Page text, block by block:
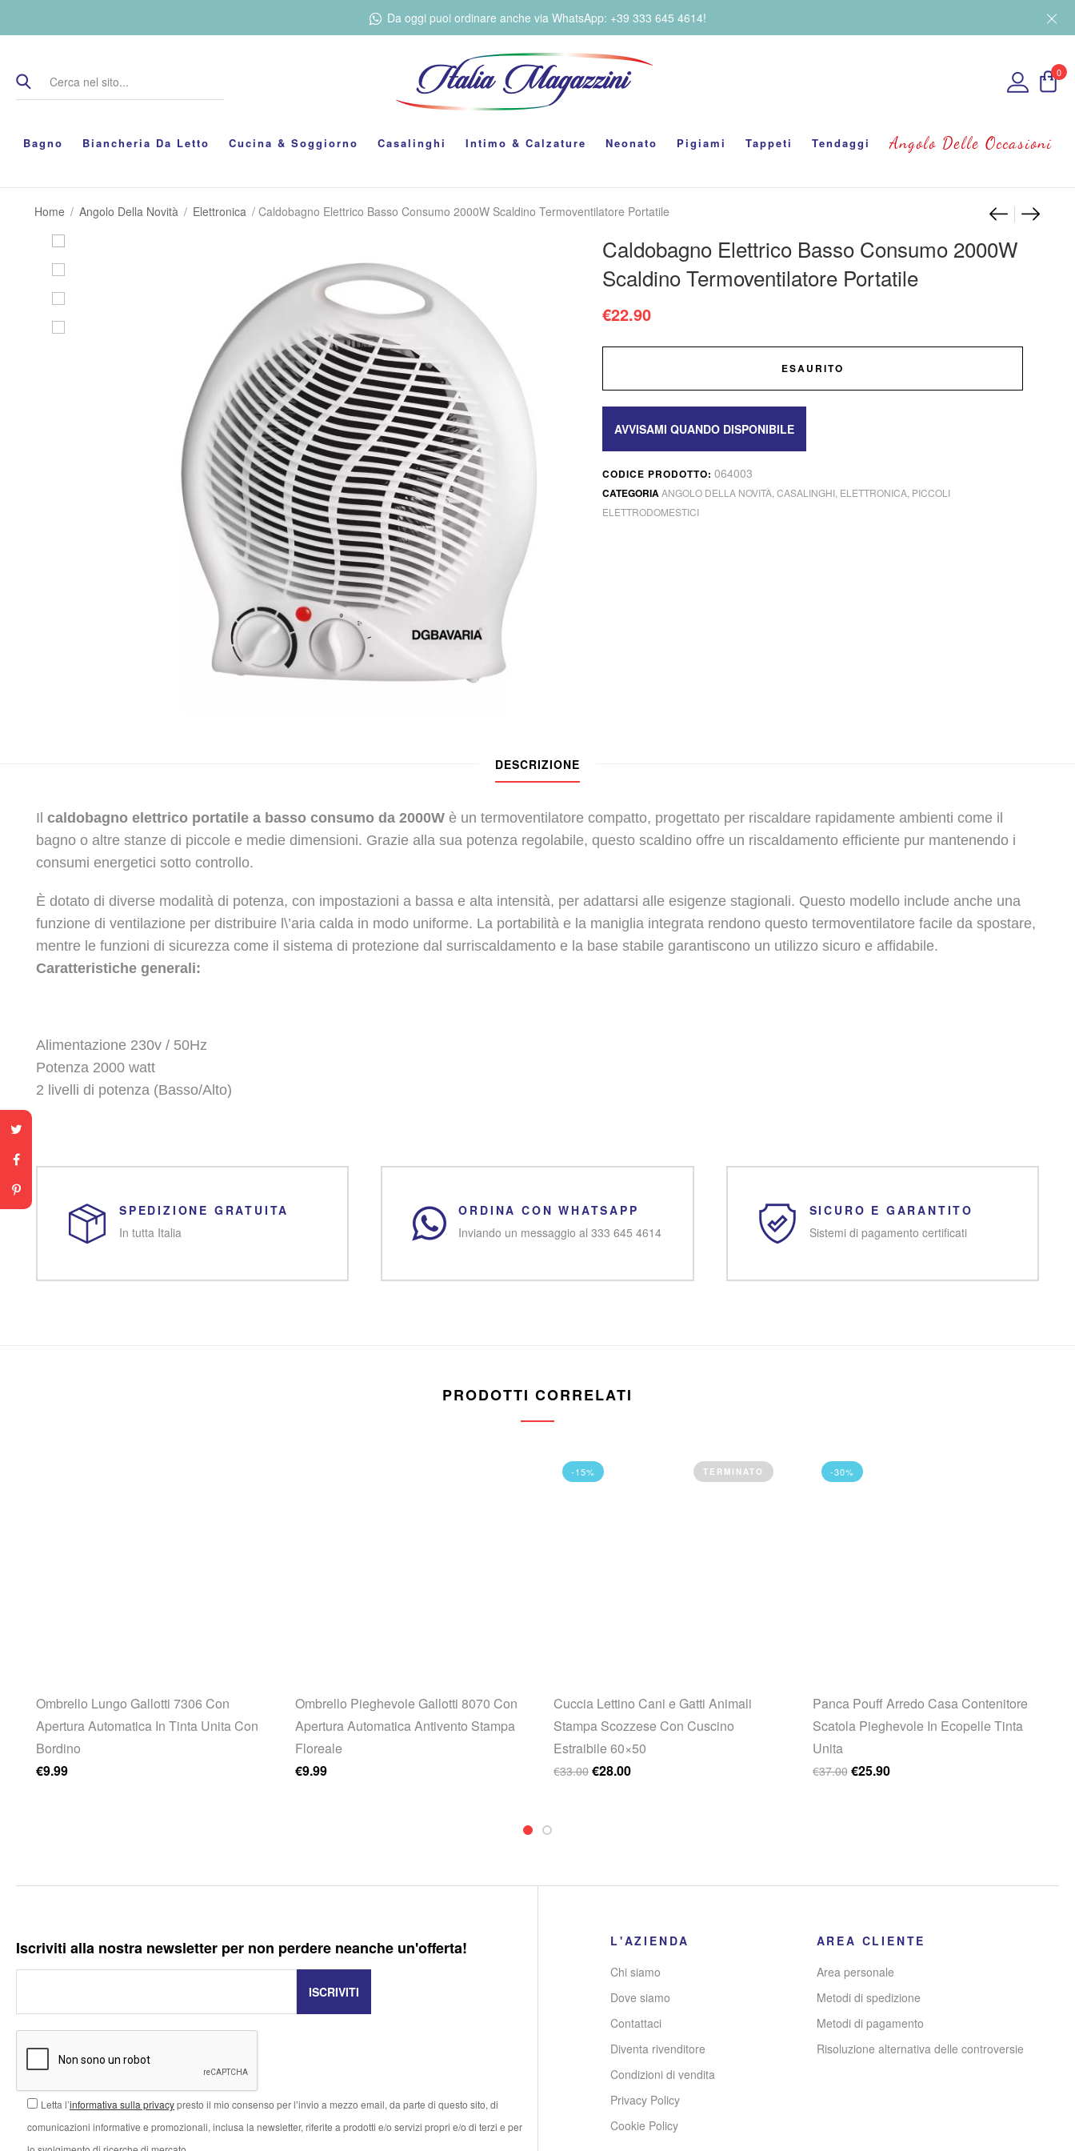
Da oggi puoi ordinare anche via WhatsApp: +39 333 645 4614!
0
Bagno Biancheria Da Letto Cucina & Soggiorno Casalinghi Intimo & Calzature Neonato Pigiami Tappeti Tendaggi Angolo Delle Occasioni
Home / Angolo Della Novità / Elettronica / Caldobagno Elettrico Basso Consumo 2000W Scaldino Termoventilatore Portatile Stufa
Set
Caldobagno Elettrico Basso Consumo 2000W
Scaldino Termoventilatore Portatile
€22.90
ESAURITO
CODICE PRODOTTO: 064003
CATEGORIAANGOLO DELLA NOVITÀ ,CASALINGHI ELETTRONICA PICCOLI
ELETTRODOMESTICI
DESCRIZIONE
Il caldobagno elettrico portatile a basso consumo da 2000W è un termoventilatore compatto, progettato per riscaldare rapidamente ambienti come il
bagno o altre stanze di piccole e medie dimensioni. Grazie alla sua potenza regolabile, questo scaldino offre un riscaldamento efficiente pur mantenendo i
consumi energetici sotto controllo.
È dotato di diverse modalità di potenza, con impostazioni a bassa e alta intensità, per adattarsi alle esigenze stagionali. Questo modello include anche una
funzione di ventilazione per distribuire l\’aria calda in modo uniforme. La portabilità e la maniglia integrata rendono questo termoventilatore facile da spostare,
mentre le funzioni di sicurezza come il sistema di protezione dal surriscaldamento e la base stabile garantiscono un utilizzo sicuro e affidabile.
Caratteristiche generali:
Alimentazione 230v / 50Hz
Potenza 2000 watt
2 livelli di potenza (Basso/Alto)
SPEDIZIONE GRATUITA
In tutta Italia
ORDINA CON WHATSAPP
Inviando un messaggio al 333 645 4614
SICURO E GARANTITO
Sistemi di pagamento certificati
PRODOTTI CORRELATI
Ombrello Lungo Gallotti 7306 Con
Apertura Automatica In Tinta Unita Con
Bordino
€9.99
Ombrello Pieghevole Gallotti 8070 Con
Apertura Automatica Antivento Stampa
Floreale
€9.99
-15% TERMINATO
Cuccia Lettino Cani e Gatti Animali
Stampa Scozzese Con Cuscino
Estraibile 60×50
€33.00 Il prezzo originale era: €33.00.
€28.00Il prezzo attuale è: €28.00.
-30%
Panca Pouff Arredo Casa Contenitore
Scatola Pieghevole In Ecopelle Tinta
Unita
€37.00 Il prezzo originale era: €37.00.
€25.90Il prezzo attuale è: €25.90.
Iscriviti alla nostra newsletter per non perdere neanche un'offerta!
Letta l’informativa sulla privacypresto il mio consenso per l’invio a mezzo email, da parte di questo sito, di
comunicazioni informative e promozionali, inclusa la newsletter, riferite a prodotti e/o servizi propri e/o di terzi e per
L'AZIENDA
Chi siamo
Dove siamo
Contattaci
Diventa rivenditore
Condizioni di vendita
Privacy Policy
Cookie Policy
AREA CLIENTE
Area personale
Metodi di spedizione
Metodi di pagamento
Risoluzione alternativa delle controversie